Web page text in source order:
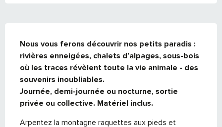
Nous vous ferons découvrir nos petits paradis :
rivières enneigées, chalets d’alpages, sous-bois
où les traces révèlent toute la vie animale - des
souvenirs inoubliables.
Journée, demi-journée ou nocturne, sortie
privée ou collective. Matériel inclus.
Arpentez la montagne raquettes aux pieds et